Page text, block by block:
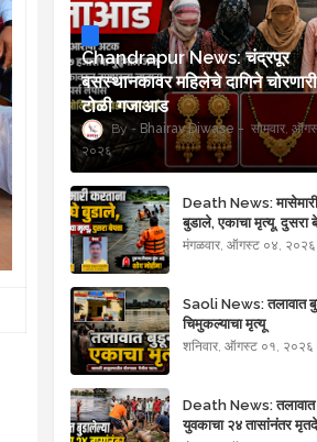
Chandrapur News: चंद्रपूर
बसस्थानकावर महिलेचे दागिने
टोळी गजाआड
Bhairav Diwase
सोमवार,
२०२६
Death News: मासेमारी
बुडाले, एकाचा मृत्यू, दुसरा
मंगळवार, ऑगस्ट ०४, २०२६
Saoli News: तलावात
चिमुकल्याचा मृत्यू
शनिवार, ऑगस्ट ०१, २०२६
Death News: तलावात
युवकाचा २४ तासांनंतर